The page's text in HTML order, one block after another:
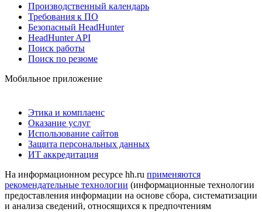
Производственный календарь
Требования к ПО
Безопасный HeadHunter
HeadHunter API
Поиск работы
Поиск по резюме
Мобильное приложение
Этика и комплаенс
Оказание услуг
Использование сайтов
Защита персональных данных
ИТ аккредитация
На информационном ресурсе hh.ru применяются
рекомендательные технологии (информационные технологии
предоставления информации на основе сбора, систематизации
и анализа сведений, относящихся к предпочтениям